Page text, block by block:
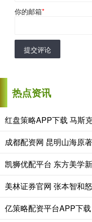
你的邮箱*
提交评论
热点资讯
凯狮优配平台 东方美学